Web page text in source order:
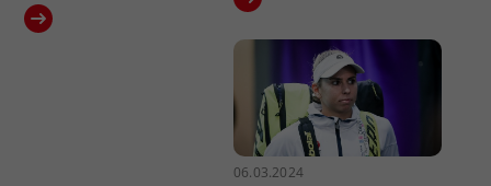
06.03.2024